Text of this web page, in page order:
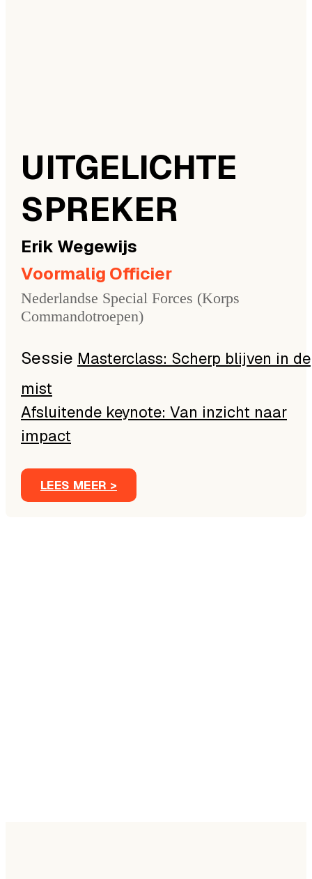
UITGELICHTE
SPREKER
Erik Wegewijs
Voormalig Officier
Nederlandse Special Forces (Korps
Commandotroepen)
Masterclass: Scherp blijven in de
mist
Afsluitende keynote: Van inzicht naar
impact
LEES MEER >